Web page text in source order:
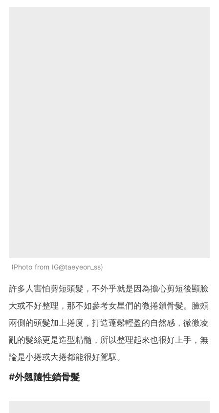
Photo from IG@taeyeon_ss
許多人害怕剪短頭髮，不外乎就是因為擔心剪短後顯臉
大或不好整理，那不如參考女星們的微捲鎖骨髮。臉頰
兩側的頭髮加上捲度，打造蓬鬆輕盈的自然感，微微凌
亂的髮絲更是造型精髓，所以整理起來也很好上手，無
論是小捲或大捲都能很好駕馭。
#外翹隨性鎖骨髮